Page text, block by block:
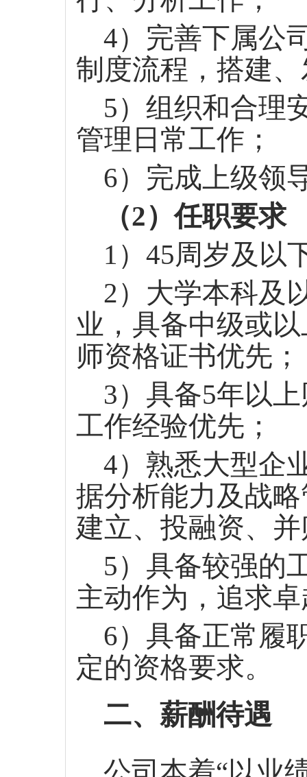
4）完善下属公
制度流程，搭建
5）组织和合理
管理日常工作；
6）完成上级领
（2）任职要求
1）45周岁及以
2）大学本科及
业，具备中级或
师资格证书优先；
3）具备5年以
工作经验优先；
4）熟悉大型企
据分析能力及战
建立、投融资、
5）具备较强的
主动作为，追求
6）具备正常履
定的资格要求。
二、薪酬待遇